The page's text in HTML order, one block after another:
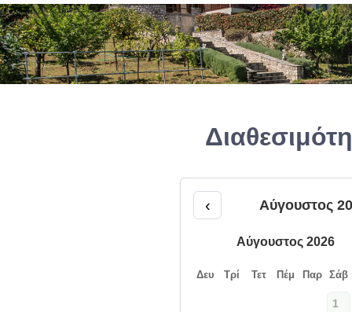
‹ Αύγουστος
Αύγουστος 2026
Δευ Τρί Τετ Πέμ Παρ Σάβ
1